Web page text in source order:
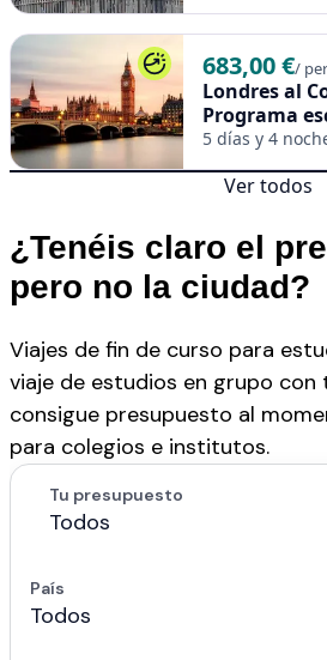
683,00 €/
Londres al
Programa
flexible
5 días y 4
Ver todos
¿Tenéis claro el
pero no la ciudad?
Viajes de fin de curso para
viaje de estudios en grupo
consigue presupuesto al
para colegios e institutos.